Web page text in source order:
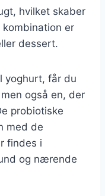
hvilket skaber
kombination er
dessert.
yoghurt, får du
også en, der
probiotiske
med de
findes i
og nærende